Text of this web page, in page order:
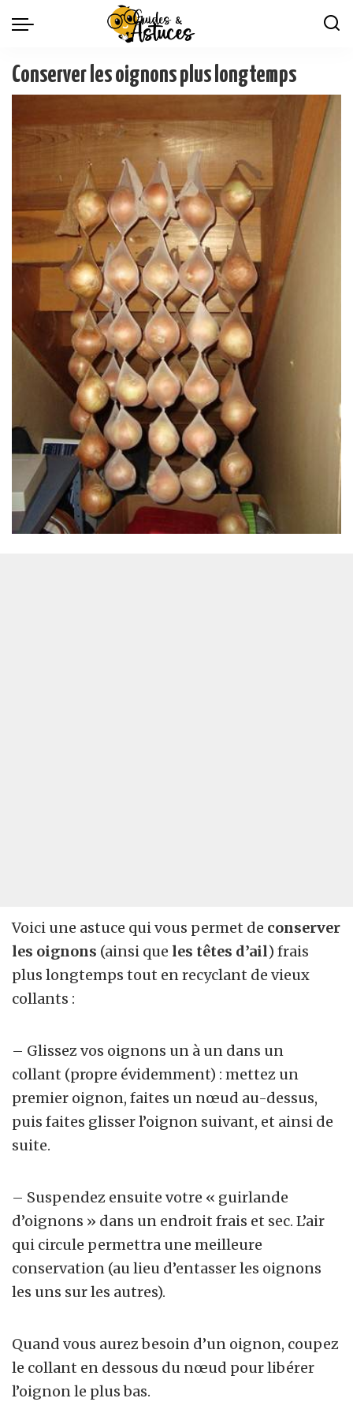
Conserver les oignons plus longtemps
Voici une astuce qui vous permet de conserver
les oignons (ainsi que les têtes d’ail) frais
plus longtemps tout en recyclant de vieux
collants :
– Glissez vos oignons un à un dans un
collant (propre évidemment) : mettez un
premier oignon, faites un nœud au-dessus,
puis faites glisser l’oignon suivant, et ainsi de
suite.
– Suspendez ensuite votre « guirlande
d’oignons » dans un endroit frais et sec. L’air
qui circule permettra une meilleure
conservation (au lieu d’entasser les oignons
les uns sur les autres).
Quand vous aurez besoin d’un oignon, coupez
le collant en dessous du nœud pour libérer
l’oignon le plus bas.